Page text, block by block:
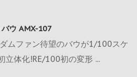
ウ AMX-107
ムファン待望のバウが1/100スケ
立体化!RE/100初の変形 ...